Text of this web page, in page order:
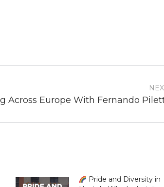
Across Europe With Fernando
Pride and Diversity in